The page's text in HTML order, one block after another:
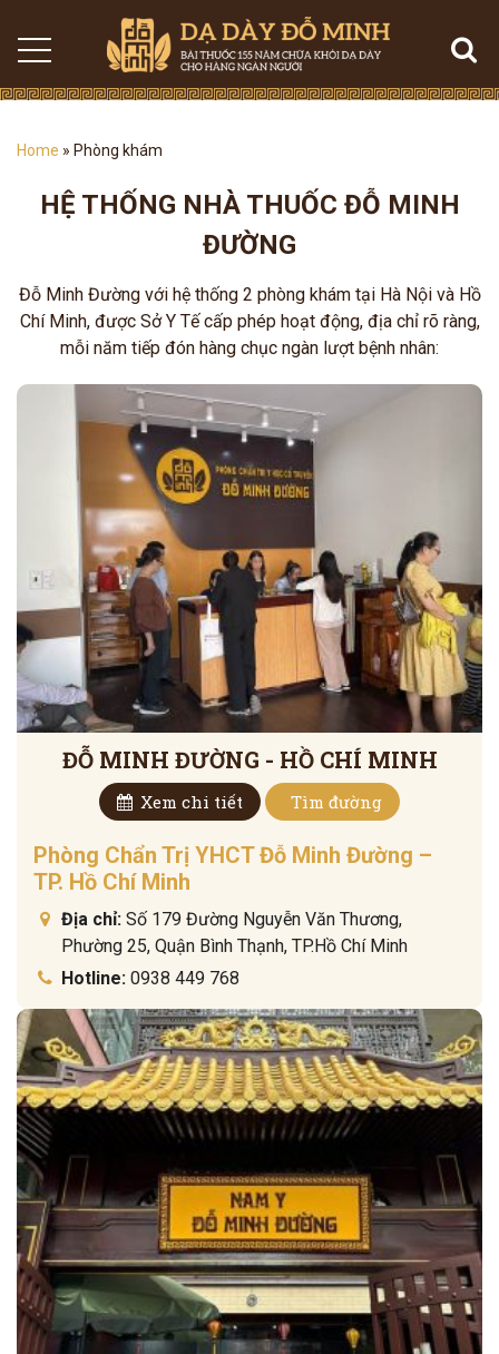
Home » Phòng khám
HỆ THỐNG NHÀ THUỐC ĐỖ MINH
ĐƯỜNG
Đỗ Minh Đường với hệ thống 2 phòng khám tại Hà Nội và Hồ
Chí Minh, được Sở Y Tế cấp phép hoạt động, địa chỉ rõ ràng,
mỗi năm tiếp đón hàng chục ngàn lượt bệnh nhân:
ĐỖ MINH ĐƯỜNG - HỒ CHÍ MINH
Xem chi tiết Tìm đường
Phòng Chẩn Trị YHCT Đỗ Minh Đường –
TP. Hồ Chí Minh
Địa chỉ: Số 179 Đường Nguyễn Văn Thương,
Phường 25, Quận Bình Thạnh, TP.Hồ Chí Minh
Hotline: 0938 449 768